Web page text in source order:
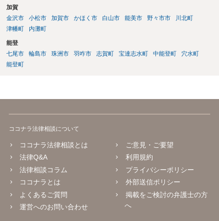
加賀
金沢市
小松市 加賀市 かほく市 白山市 能美市 野々市市
川北町
津幡町
内灘町
能登
七尾市
輪島市 珠洲市 羽咋市 志賀町 宝達志水町 中能登町
穴水町
能登町
ココナラ法律相談について
ココナラ法律相談とは
法律Q&A
法律相談コラム
ココナラとは
よくあるご質問
運営へのお問い合わせ
ご意見・ご要望
利用規約
プライバシーポリシー
外部送信ポリシー
掲載をご検討の弁護士の方
へ